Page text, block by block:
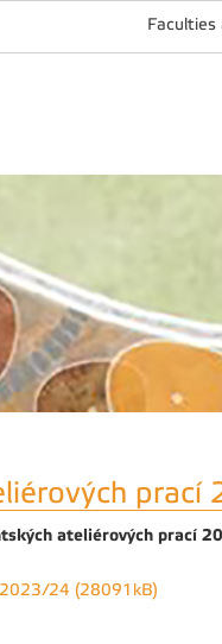
prací
ateliérových prací
24 (28091kB)